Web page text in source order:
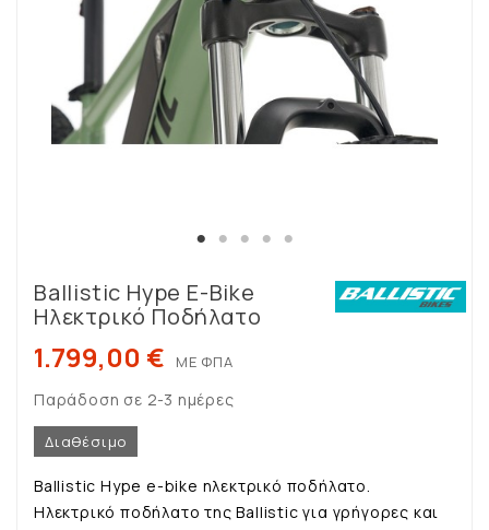
Ballistic Hype E-Bike
Ηλεκτρικό Ποδήλατο
1.799,00 € ΜΕ ΦΠΑ
Παράδοση σε 2-3 ημέρες
Διαθέσιμο
Ballistic Hype e-bike ηλεκτρικό ποδήλατο.
Ηλεκτρικό ποδήλατο της Ballistic για γρήγορες και